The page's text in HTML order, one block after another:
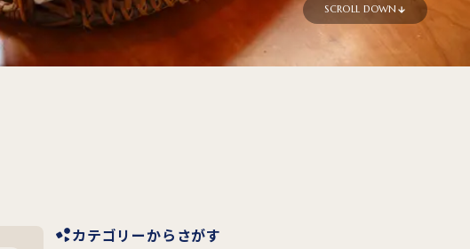
SCROLL DOWN
カテゴリーからさがす